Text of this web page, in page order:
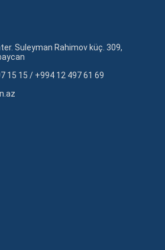
Suleyman Rahimov küç. 309,
15 15 / +994 12 497 61 69